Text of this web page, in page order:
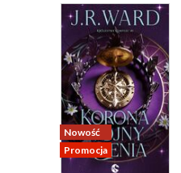
Nowość
Promocja